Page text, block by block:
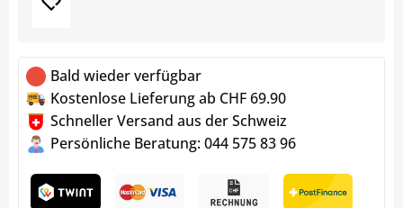
Bald wieder verfügbar
Kostenlose Lieferung ab CHF 69.90
Schneller Versand aus der Schweiz
Persönliche Beratung: 044 575 83 96